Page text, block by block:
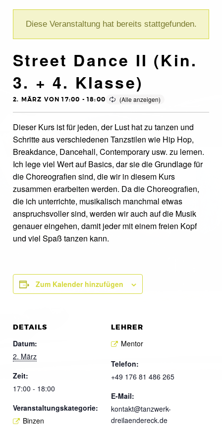
Diese Veranstaltung hat bereits stattgefunden.
Street Dance II (Kin.
3. + 4. Klasse)
2. MÄRZ VON 17:00 -18:00
Dieser Kurs ist für jeden, der Lust hat zu tanzen und
Schritte aus verschiedenen Tanzstilen wie Hip Hop,
Breakdance, Dancehall, Contemporary usw. zu lernen.
Ich lege viel Wert auf Basics, dar sie die Grundlage für
die Choreografien sind, die wir in diesem Kurs
zusammen erarbeiten werden. Da die Choreografien,
die ich unterrichte, musikalisch manchmal etwas
anspruchsvoller sind, werden wir auch auf die Musik
genauer eingehen, damit jeder mit einem freien Kopf
und viel Spaß tanzen kann.
Zum Kalender hinzufügen
DETAILS
Datum:
2. März
Zeit:
17:00 - 18:00
Veranstaltungskategorie:
Binzen
LEHRER
Mentor
Telefon:
+49 176 81 486 265
E-Mail:
kontakt@tanzwerk-
dreilaendereck.de